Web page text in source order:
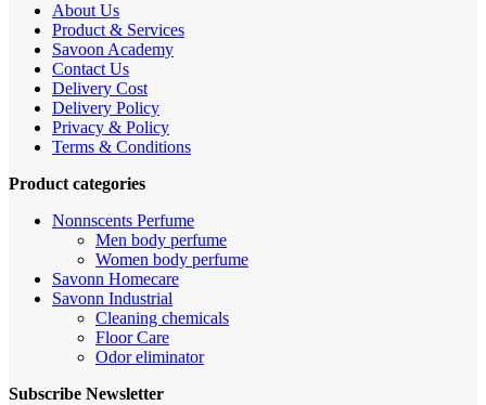
About Us
Product & Services
Savoon Academy
Contact Us
Delivery Cost
Delivery Policy
Privacy & Policy
Terms & Conditions
Product categories
Nonnscents Perfume
Men body perfume
Women body perfume
Savonn Homecare
Savonn Industrial
Cleaning chemicals
Floor Care
Odor eliminator
Subscribe Newsletter